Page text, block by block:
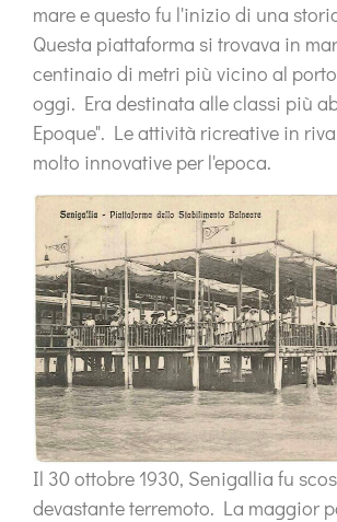
mare e questo fu l'inizio di una
Questa piattaforma si trovava in
centinaio di metri più vicino al
oggi. Era destinata alle classi più
Epoque". Le attività ricreative in
molto innovative per l'epoca.
Il 30 ottobre 1930, Senigallia fu
devastante terremoto. La maggior